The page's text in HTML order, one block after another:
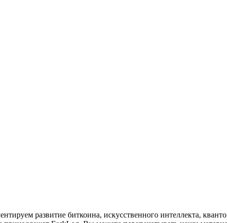
развитие биткоина, искусственного интеллекта,